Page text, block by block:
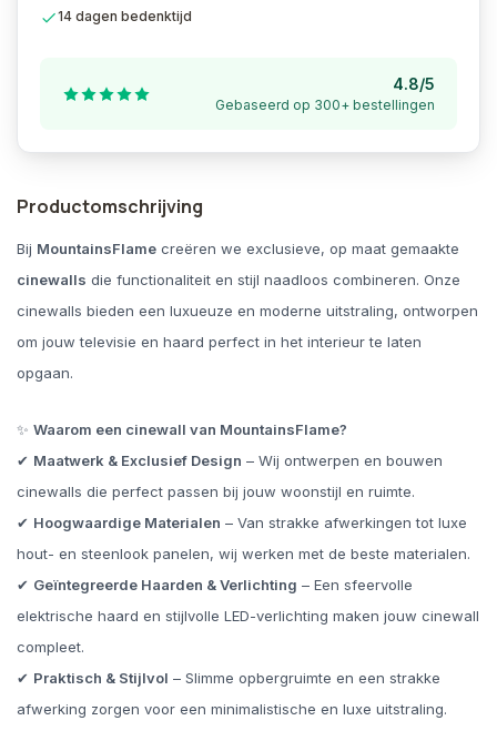
14 dagen bedenktijd
4.8/5
Gebaseerd op 300+ bestellingen
Productomschrijving
Bij MountainsFlame creëren we exclusieve, op maat gemaakte
cinewalls die functionaliteit en stijl naadloos combineren. Onze
cinewalls bieden een luxueuze en moderne uitstraling, ontworpen
om jouw televisie en haard perfect in het interieur te laten
opgaan.
✨ Waarom een cinewall van MountainsFlame?
✔ Maatwerk & Exclusief Design – Wij ontwerpen en bouwen
cinewalls die perfect passen bij jouw woonstijl en ruimte.
✔ Hoogwaardige Materialen – Van strakke afwerkingen tot luxe
hout- en steenlook panelen, wij werken met de beste materialen.
✔ Geïntegreerde Haarden & Verlichting – Een sfeervolle
elektrische haard en stijlvolle LED-verlichting maken jouw cinewall
compleet.
✔ Praktisch & Stijlvol – Slimme opbergruimte en een strakke
afwerking zorgen voor een minimalistische en luxe uitstraling.